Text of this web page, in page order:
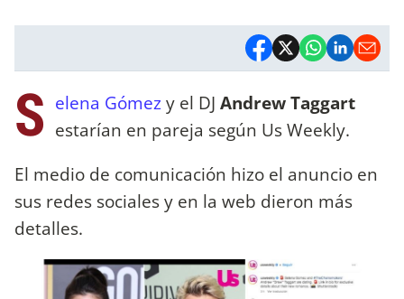
S elena Gómezy el DJ Andrew Taggart
estarían en pareja según Us Weekly.
El medio de comunicación hizo el anuncio en
sus redes sociales y en la web dieron más
detalles.